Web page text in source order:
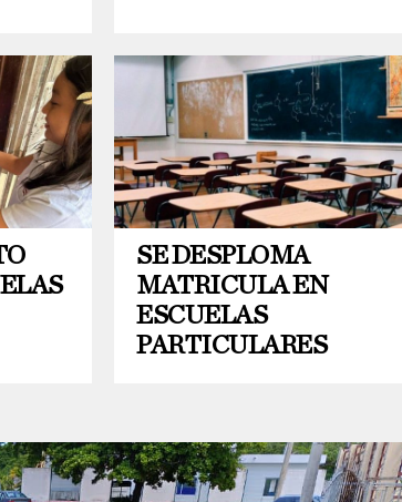
SE DESPLOMA
MATRICULA EN
ESCUELAS
PARTICULARES